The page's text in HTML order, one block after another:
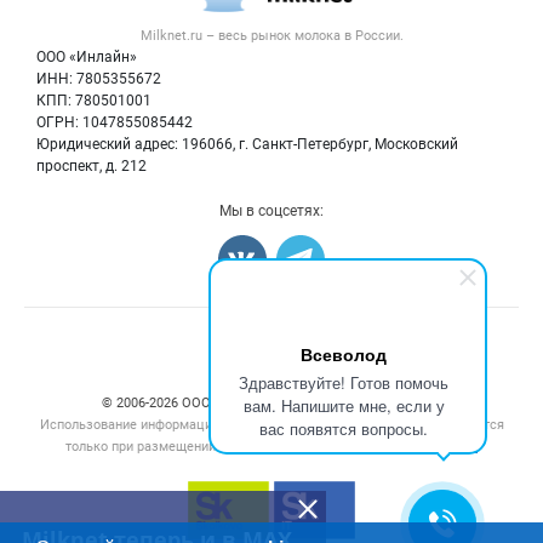
Всеволод
Здравствуйте! Готов помочь
вам. Напишите мне, если у
вас появятся вопросы.
Milknet.ru – весь рынок молокав России.
ООО «Инлайн»
ИНН: 7805355672
КПП: 780501001
ОГРН: 1047855085442
Юридический адрес: 196066, г. Санкт-Петербург, Московский
проспект, д. 212
Контактная информация
Политика обработки персональных данных
Вторичное сырье
Оборудование
Мы в соцсетях:
Счетчики, авторское право, логотипы
© 2006‑2026 ООО “Инлайн”. 12+ Все права защищены.
Использование информации, размещенной на данном сайте, допускается
только при размещении активной гиперссылки на сайт
milknet.ru